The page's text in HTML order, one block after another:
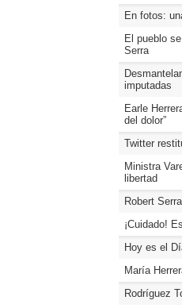
En fotos:
El pueblo
Serra
imputadas
Earle
del dolor”
Twitter
Ministra
libertad
Robert
¡Cuidado!
Hoy es el
María
Rodríguez